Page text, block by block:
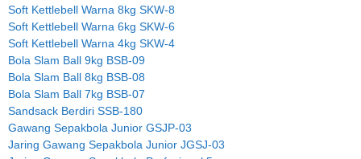
Soft Kettlebell Warna 8kg SKW-8
Soft Kettlebell Warna 6kg SKW-6
Soft Kettlebell Warna 4kg SKW-4
Bola Slam Ball 9kg BSB-09
Bola Slam Ball 8kg BSB-08
Bola Slam Ball 7kg BSB-07
Sandsack Berdiri SSB-180
Gawang Sepakbola Junior GSJP-03
Jaring Gawang Sepakbola Junior JGSJ-03